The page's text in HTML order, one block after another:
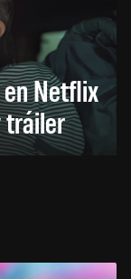
en Netflix
tráiler